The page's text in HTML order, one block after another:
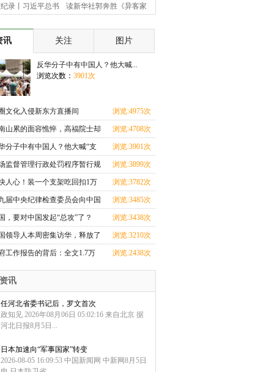
录丨习近平总书 读新华社郭奔胜《异客家
讯 关注 图片
反华分子中有中国人？他大喊...
浏览次数： 3901次
文化入侵新东方直播间 浏览:4975次
山累的面容憔悴，高福院士却
浏览:4708次
分子中有中国人？他大喊“支
浏览:3901次
监督管理行政处罚程序暂行规
浏览:3899次
人心！装一个支架吃回扣1万
浏览:3782次
届中央纪律检查委员会向中国
浏览:3485次
，要对中国发起“总攻”了？ 浏览:3438次
领导人本周密集访华，释放了
浏览:3210次
工作报告的背后：全文1.7万
浏览:2438次
讯
任河北省委书记后，罗文首次
政知见 2026年08月06日 05:02:16 来自北京 据
河北日报8月5日...
日本加速向“军事国家”转变
2026-08-05 16:09:53 中国新闻网 中新网8月5日